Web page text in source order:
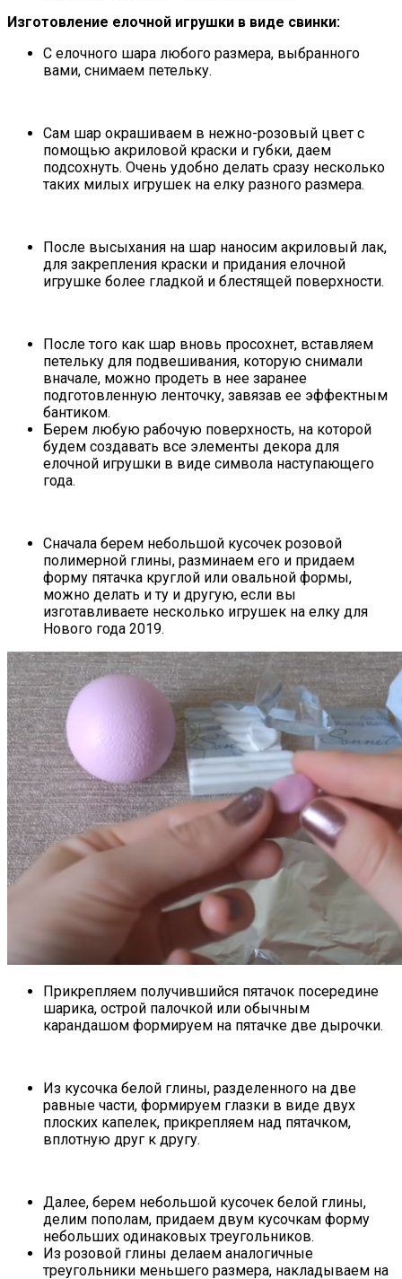
Изготовление елочной игрушки в виде свинки:
С елочного шара любого размера, выбранного
вами, снимаем петельку.
Сам шар окрашиваем в нежно-розовый цвет с
помощью акриловой краски и губки, даем
подсохнуть. Очень удобно делать сразу несколько
таких милых игрушек на елку разного размера.
После высыхания на шар наносим акриловый лак,
для закрепления краски и придания елочной
игрушке более гладкой и блестящей поверхности.
После того как шар вновь просохнет, вставляем
петельку для подвешивания, которую снимали
вначале, можно продеть в нее заранее
подготовленную ленточку, завязав ее эффектным
бантиком.
Берем любую рабочую поверхность, на которой
будем создавать все элементы декора для
елочной игрушки в виде символа наступающего
года.
Сначала берем небольшой кусочек розовой
полимерной глины, разминаем его и придаем
форму пятачка круглой или овальной формы,
можно делать и ту и другую, если вы
изготавливаете несколько игрушек на елку для
Нового года 2019.
Прикрепляем получившийся пятачок посередине
шарика, острой палочкой или обычным
карандашом формируем на пятачке две дырочки.
Из кусочка белой глины, разделенного на две
равные части, формируем глазки в виде двух
плоских капелек, прикрепляем над пятачком,
вплотную друг к другу.
Далее, берем небольшой кусочек белой глины,
делим пополам, придаем двум кусочкам форму
небольших одинаковых треугольников.
Из розовой глины делаем аналогичные
треугольники меньшего размера, накладываем на